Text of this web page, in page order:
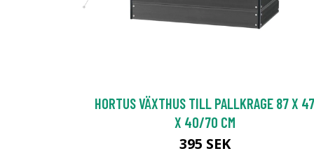
HORTUS VÄXTHUS TILL PALLKRAGE 87 X 47
X 40/70 CM
395 SEK